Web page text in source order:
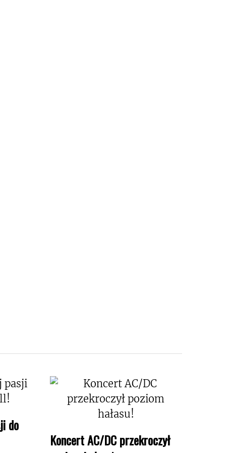
do
Koncert AC/DC przekroczył